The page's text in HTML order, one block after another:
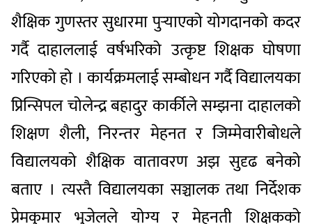
शैक्षिक गुणस्तर सुधारमा पुर्‍याएको योगदानको कदर
गर्दै दाहाललाई वर्षभरिको उत्कृष्ट शिक्षक घोषणा
गरिएको हो । कार्यक्रमलाई सम्बोधन गर्दै विद्यालयका
प्रिन्सिपल चोलेन्द्र बहादुर कार्कीले सम्झना दाहालको
शिक्षण शैली, निरन्तर मेहनत र जिम्मेवारीबोधले
विद्यालयको शैक्षिक वातावरण अझ सुदृढ बनेको
बताए । त्यस्तै विद्यालयका सञ्चालक तथा निर्देशक
प्रेमकुमार भुजेलले योग्य र मेहनती शिक्षकको